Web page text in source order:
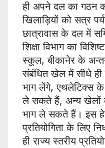
ही अपने दल का गठन
खिलाड़ियों को सत्र
छात्रावास के दल में
शिक्षा विभाग का
स्कूल, बीकानेर के
संबंधित खेल में सीधे ही
भाग लेंगे, एथलेटिक्स के
ले सकते हैं, अन्य खेलों
भाग ले सकते हैं। इस हेतु
प्रतियोगिता के लिए
ही राज्य स्तरीय